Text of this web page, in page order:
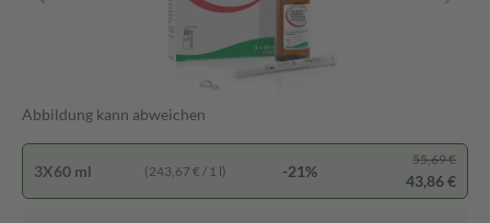
Abbildung kann abweichen
3X60 ml (243,67 € / 1 l) -21%
55,69 €
43,86 €